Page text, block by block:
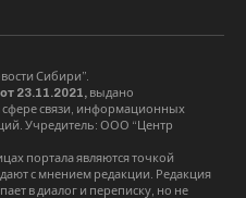
Сибири”.
23.11.2021, выдано
связи, информационных
Учредитель: ООО “Центр
портала являются точкой
с мнением редакции. Редакция
в диалог и переписку, но не